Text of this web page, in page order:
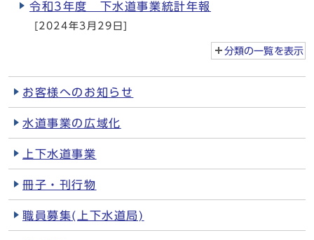
令和3年度 下水道事業統計年報
[2024年3月29日]
分類の一覧を表示
お客様へのお知らせ
水道事業の広域化
上下水道事業
冊子・刊行物
職員募集(上下水道局)